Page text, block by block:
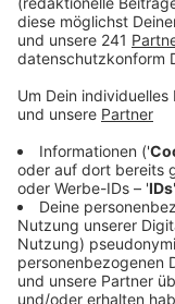
tragen und bei
Veröffentlicht:
Anzeige
Am anderen
Malteser, spricht
nötige Hilfe. Die
oder Nachbarn
Notarzt rufen.